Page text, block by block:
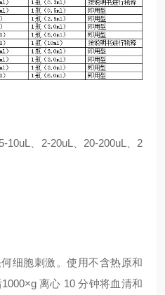
10uL 2-20uL 20-200uL
2
细胞刺激。使用不含热原和
1000×g离心 10分钟将血清和